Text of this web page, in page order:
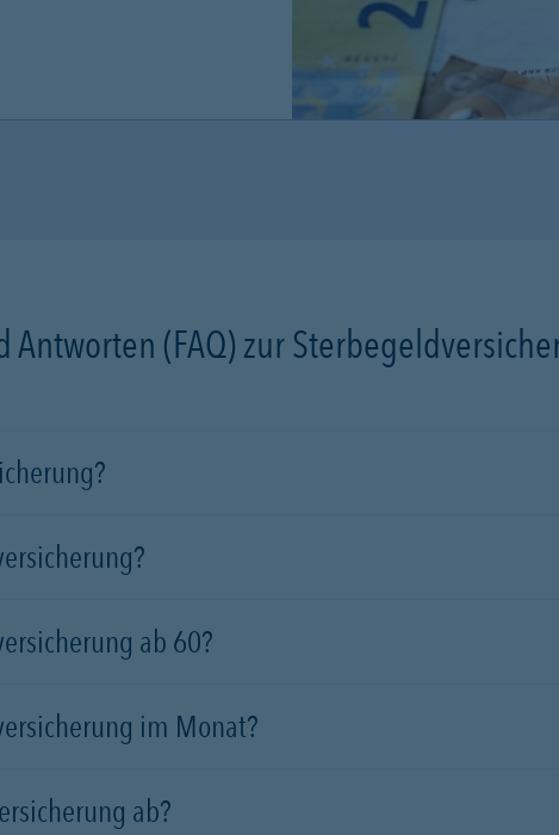
(FAQ) zur
ab 60?
im Monat?
ab?